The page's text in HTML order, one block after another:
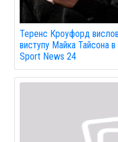
Теренс Кроуфорд
виступу Майка Тайсона
Sport News 24